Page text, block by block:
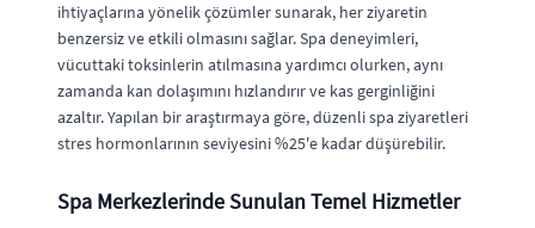
ihtiyaçlarına yönelik çözümler sunarak, her ziyaretin
benzersiz ve etkili olmasını sağlar. Spa deneyimleri,
vücuttaki toksinlerin atılmasına yardımcı olurken, aynı
zamanda kan dolaşımını hızlandırır ve kas gerginliğini
azaltır. Yapılan bir araştırmaya göre, düzenli spa ziyaretleri
stres hormonlarının seviyesini %25'e kadar düşürebilir.
Spa Merkezlerinde Sunulan Temel Hizmetler